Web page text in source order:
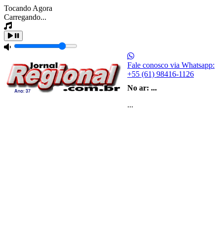
Tocando Agora
Carregando...
Fale conosco via Whatsapp:
+55 (61) 98416-1126
No ar: ...
...